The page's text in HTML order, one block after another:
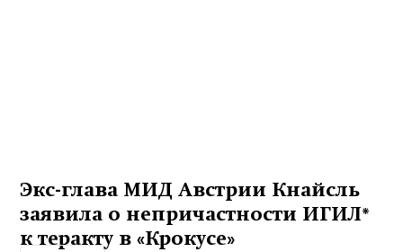
Экс-глава МИД Австрии Кнайсль
заявила о непричастности ИГИЛ*
к теракту в «Крокусе»